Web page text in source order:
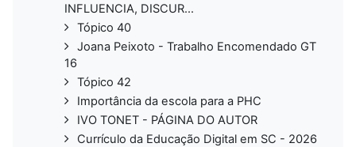
INFLUENCIA, DISCUR...
Tópico 40
Joana Peixoto - Trabalho Encomendado GT
16
Tópico 42
Importância da escola para a PHC
IVO TONET - PÁGINA DO AUTOR
Currículo da Educação Digital em SC - 2026